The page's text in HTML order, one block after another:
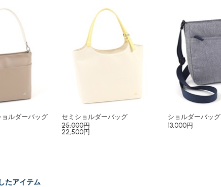
ョルダーバッグ
セミショルダーバッグ
25,000円
22,500円
ショルダーバッグ
13,000円
たアイテム